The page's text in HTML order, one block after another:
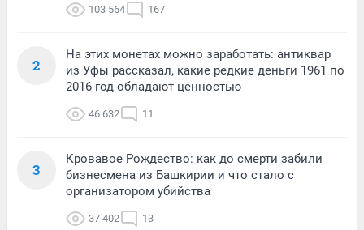
103 564 167
2
На этих монетах можно заработать: антиквар
из Уфы рассказал, какие редкие деньги 1961 по
2016 год обладают ценностью
46 632 11
3
Кровавое Рождество: как до смерти забили
бизнесмена из Башкирии и что стало с
организатором убийства
37 402 13